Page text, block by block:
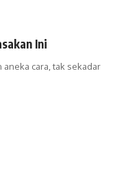
Ini
cara, tak sekadar